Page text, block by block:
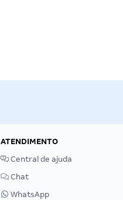
ATENDIMENTO
Central de ajuda
Chat
WhatsApp